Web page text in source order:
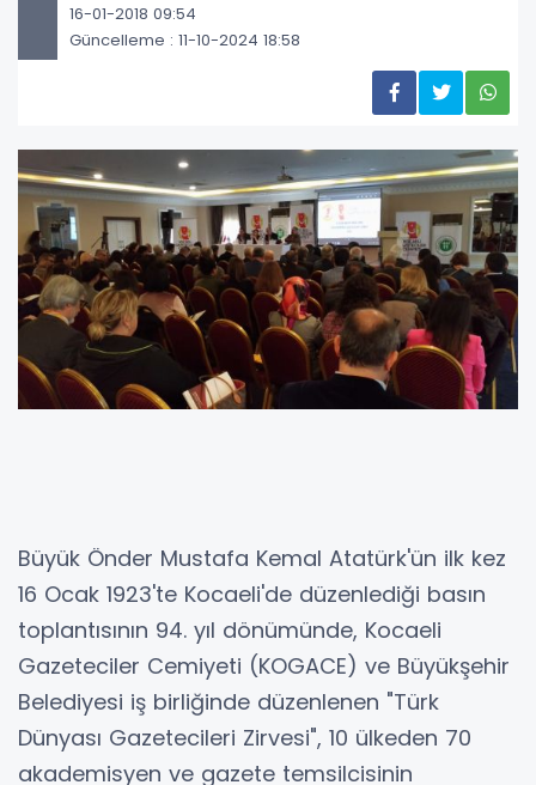
16-01-2018 09:54
Güncelleme : 11-10-2024 18:58
Büyük Önder Mustafa Kemal Atatürk'ün ilk kez
16 Ocak 1923'te Kocaeli'de düzenlediği basın
toplantısının 94. yıl dönümünde, Kocaeli
Gazeteciler Cemiyeti (KOGACE) ve Büyükşehir
Belediyesi iş birliğinde düzenlenen "Türk
Dünyası Gazetecileri Zirvesi", 10 ülkeden 70
akademisyen ve gazete temsilcisinin